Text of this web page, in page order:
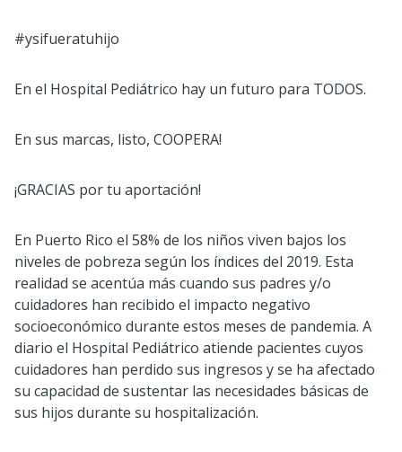
#ysifueratuhijo
En el Hospital Pediátrico hay un futuro para TODOS.
En sus marcas, listo, COOPERA!
¡GRACIAS por tu aportación!
En Puerto Rico el 58% de los niños viven bajos los
niveles de pobreza según los índices del 2019. Esta
realidad se acentúa más cuando sus padres y/o
cuidadores han recibido el impacto negativo
socioeconómico durante estos meses de pandemia. A
diario el Hospital Pediátrico atiende pacientes cuyos
cuidadores han perdido sus ingresos y se ha afectado
su capacidad de sustentar las necesidades básicas de
sus hijos durante su hospitalización.